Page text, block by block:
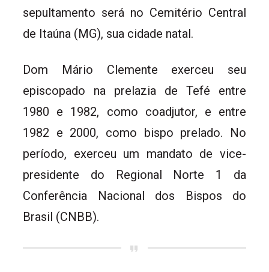
sepultamento será no Cemitério Central
de Itaúna (MG), sua cidade natal.
Dom Mário Clemente exerceu seu
episcopado na prelazia de Tefé entre
1980 e 1982, como coadjutor, e entre
1982 e 2000, como bispo prelado. No
período, exerceu um mandato de vice-
presidente do Regional Norte 1 da
Conferência Nacional dos Bispos do
Brasil (CNBB).